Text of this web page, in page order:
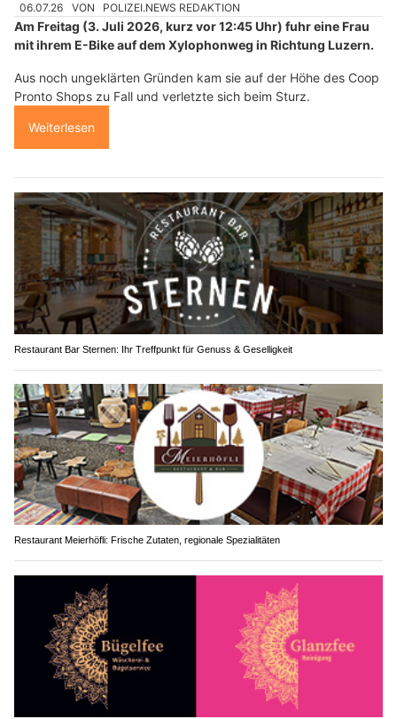
06.07.26 VON POLIZEI.NEWS REDAKTION
Am Freitag (3. Juli 2026, kurz vor 12:45 Uhr) fuhr eine Frau
mit ihrem E-Bike auf dem Xylophonweg in Richtung Luzern.
Aus noch ungeklärten Gründen kam sie auf der Höhe des Coop
Pronto Shops zu Fall und verletzte sich beim Sturz.
Weiterlesen
Restaurant Bar Sternen: Ihr Treffpunkt für Genuss & Geselligkeit
Restaurant Meierhöfli: Frische Zutaten, regionale Spezialitäten